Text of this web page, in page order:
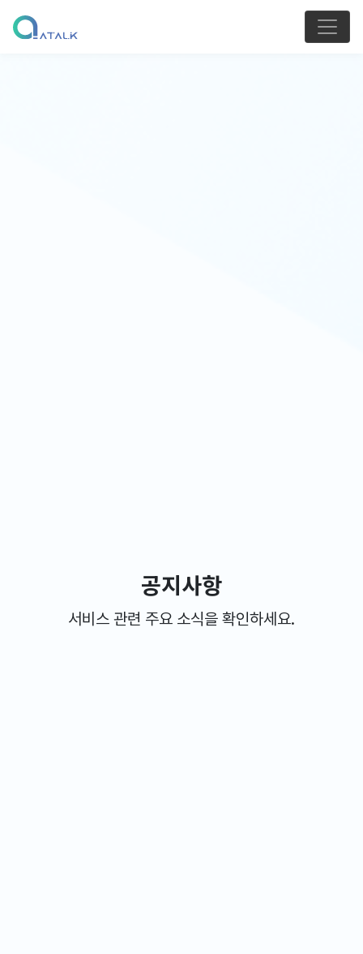
공지사항
서비스 관련 주요 소식을 확인하세요.